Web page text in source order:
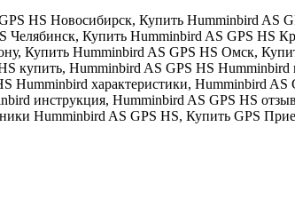
HS Новосибирск, Купить Humminbird AS
Челябинск, Купить Humminbird AS GPS HS
, Купить Humminbird AS GPS HS Омск,
купить, Humminbird AS GPS HS Humminbird
Humminbird характеристики, Humminbird AS
инструкция, Humminbird AS GPS HS
Humminbird AS GPS HS, Купить GPS